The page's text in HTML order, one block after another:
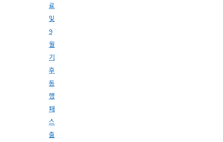
료
및
9
월
기
후
동
행
패
스
출